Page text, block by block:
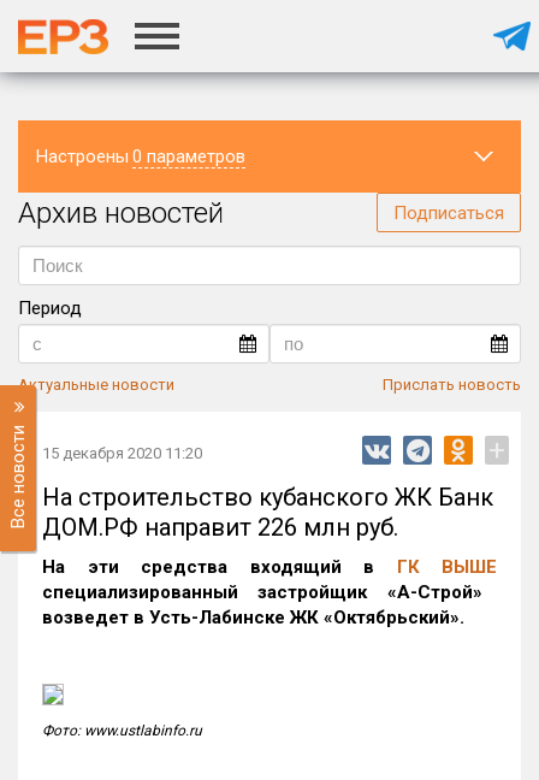
Настроены 0 параметров
Регион
Архив новостей Подписаться
Период
Актуальные новости Прислать новость
Все новости 15 декабря 2020 11:20 +
На строительство кубанского ЖК Банк
ДОМ.РФ направит 226 млн руб.
На эти средства входящий в ГК ВЫШЕ
специализированный застройщик «А-Строй»
возведет в Усть-Лабинске ЖК «Октябрьский».
Фото: www.ustlabinfo.ru